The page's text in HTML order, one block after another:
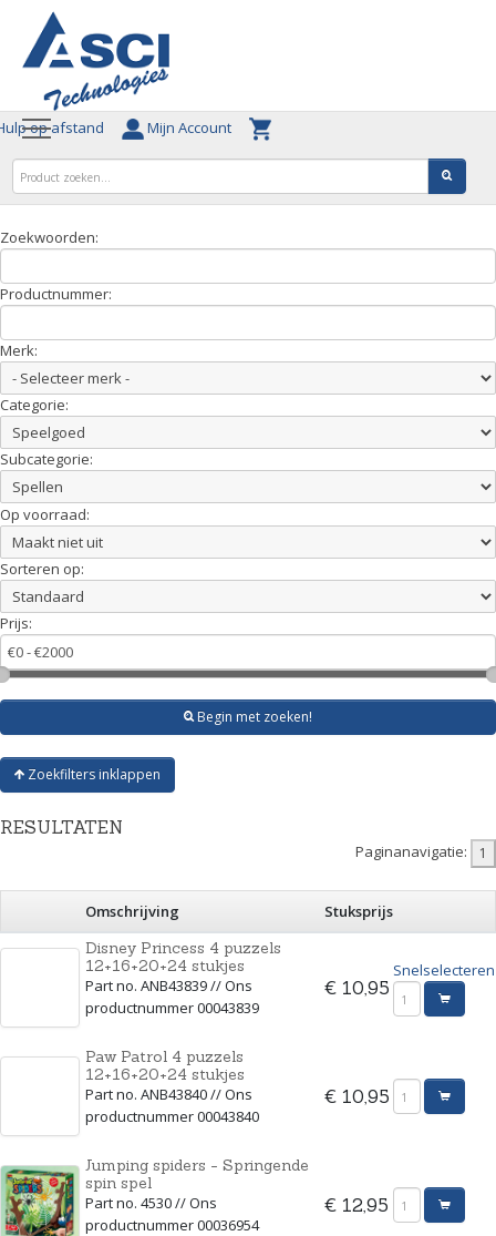
op afstand Mijn Account
Zoekwoorden:
Productnummer:
Merk:
Categorie:
Subcategorie:
Op voorraad:
Sorteren op:
Prijs:
Begin met zoeken!
Zoekfilters inklappen
RESULTATEN
Paginanavigatie:
Omschrijving
Stuksprijs
Disney Princess 4 puzzels
12+16+20+24 stukjes
Part no. ANB43839 // Ons
productnummer 00043839
€ 10,95
Snelselecteren
Paw Patrol 4 puzzels
12+16+20+24 stukjes
Part no. ANB43840 // Ons
productnummer 00043840
€ 10,95
Jumping spiders - Springende
spin spel
Part no. 4530 // Ons
productnummer 00036954
€ 12,95